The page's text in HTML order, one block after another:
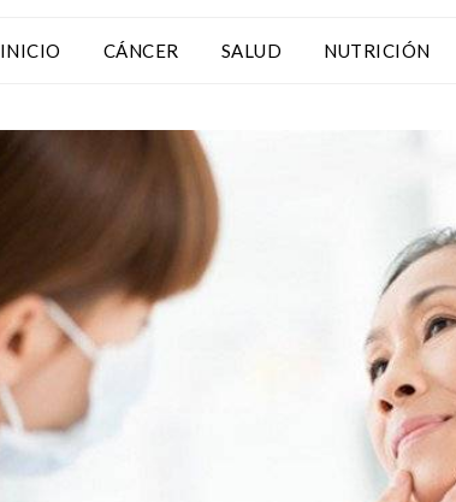
INICIO CÁNCER SALUD NUTRICIÓN